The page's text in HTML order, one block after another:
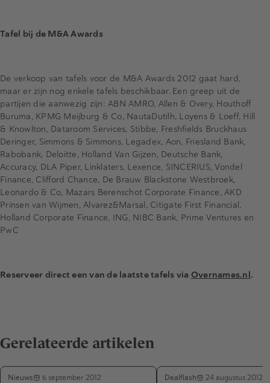
Tafel bij de M&A Awards
De verkoop van tafels voor de M&A Awards 2012 gaat hard,
maar er zijn nog enkele tafels beschikbaar. Een greep uit de
partijen die aanwezig zijn: ABN AMRO, Allen & Overy, Houthoff
Buruma, KPMG Meijburg & Co, NautaDutilh, Loyens & Loeff, Hill
& Knowlton, Dataroom Services, Stibbe, Freshfields Bruckhaus
Deringer, Simmons & Simmons, Legadex, Aon, Friesland Bank,
Rabobank, Deloitte, Holland Van Gijzen, Deutsche Bank,
Accuracy, DLA Piper, Linklaters, Lexence, SINCERIUS, Vondel
Finance, Clifford Chance, De Brauw Blackstone Westbroek,
Leonardo & Co, Mazars Berenschot Corporate Finance, AKD
Prinsen van Wijmen, Alvarez&Marsal, Citigate First Financial,
Holland Corporate Finance, ING, NIBC Bank, Prime Ventures en
PwC
Reserveer direct een van de laatste tafels via Overnames.nl.
Gerelateerde artikelen
Nieuws 6 september 2012 Dealflash 24 augustus 2012